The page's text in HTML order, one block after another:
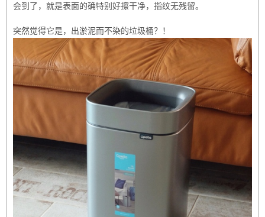
会到了，就是表面的确特别好擦干净，指纹无残留。
突然觉得它是，出淤泥而不染的垃圾桶？！